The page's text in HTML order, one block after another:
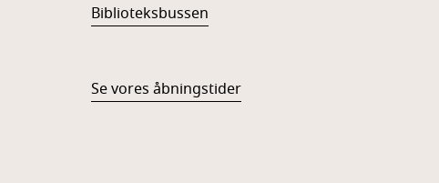
Biblioteksbussen
Se vores åbningstider